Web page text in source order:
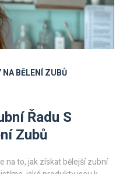
NA BĚLENÍ ZUBŮ
Řadu S
Zubů
na to, jak získat bělejší zubní